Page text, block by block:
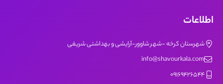
اطلاعات
شهرستان کرخه -شهر شاوور-آرایشی و بهداشتی شریفی
info@shavourkala.com
09169426544